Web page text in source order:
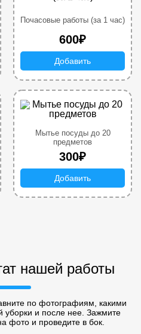
Почасовые работы (за 1 час)
600₽
Добавить
Мытье посуды до 20
предметов
300₽
Добавить
нашей работы
по фотографиям, какими
и после нее. Зажмите
фото и проведите в бок.